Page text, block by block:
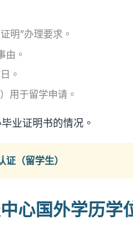
明”办理要求。
由。
。
用于留学申请。
业证明书的情况。
（留学生）
心国外学历学